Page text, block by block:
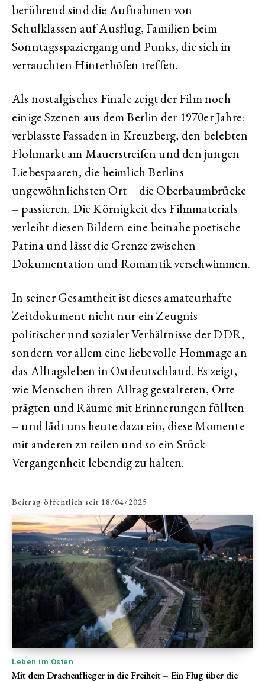
berührend sind die Aufnahmen von
Schulklassen auf Ausflug, Familien beim
Sonntagsspaziergang und Punks, die sich in
verrauchten Hinterhöfen treffen.
Als nostalgisches Finale zeigt der Film noch
einige Szenen aus dem Berlin der 1970er Jahre:
verblasste Fassaden in Kreuzberg, den belebten
Flohmarkt am Mauerstreifen und den jungen
Liebespaaren, die heimlich Berlins
ungewöhnlichsten Ort – die Oberbaumbrücke
– passieren. Die Körnigkeit des Filmmaterials
verleiht diesen Bildern eine beinahe poetische
Patina und lässt die Grenze zwischen
Dokumentation und Romantik verschwimmen.
In seiner Gesamtheit ist dieses amateurhafte
Zeitdokument nicht nur ein Zeugnis
politischer und sozialer Verhältnisse der DDR,
sondern vor allem eine liebevolle Hommage an
das Alltagsleben in Ostdeutschland. Es zeigt,
wie Menschen ihren Alltag gestalteten, Orte
prägten und Räume mit Erinnerungen füllten
– und lädt uns heute dazu ein, diese Momente
mit anderen zu teilen und so ein Stück
Vergangenheit lebendig zu halten.
Beitrag öffentlich seit 18/04/2025
Leben im Osten
Mit dem Drachenflieger in die Freiheit – Ein Flug über die